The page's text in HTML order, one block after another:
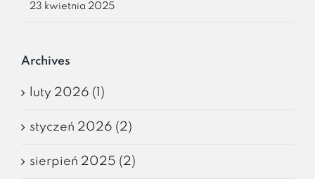
23 kwietnia 2025
Archives
luty 2026 (1)
styczeń 2026 (2)
sierpień 2025 (2)